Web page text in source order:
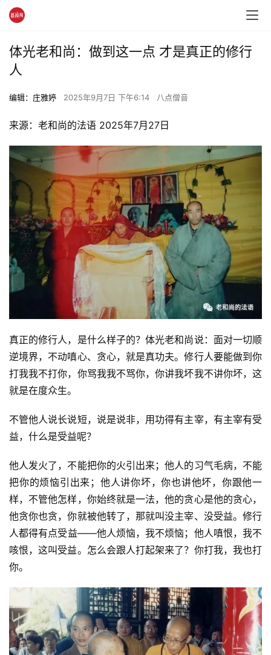
体光老和尚：做到这一点 才是真正的修行
人
编辑：庄雅婷 2025年9月7日 下午6:14 八点僧音
来源：老和尚的法语 2025年7月27日
真正的修行人，是什么样子的？体光老和尚说：面对一切顺
逆境界，不动嗔心、贪心，就是真功夫。修行人要能做到你
打我我不打你，你骂我我不骂你，你讲我坏我不讲你坏，这
就是在度众生。
不管他人说长说短，说是说非，用功得有主宰，有主宰有受
益，什么是受益呢？
他人发火了，不能把你的火引出来；他人的习气毛病，不能
把你的烦恼引出来；他人讲你坏，你也讲他坏，你跟他一
样，不管他怎样，你始终就是一法，他的贪心是他的贪心，
他贪你也贪，你就被他转了，那就叫没主宰、没受益。修行
人都得有点受益——他人烦恼，我不烦恼；他人嗔恨，我不
咳恨，这叫受益。怎么会跟人打起架来了？你打我，我也打
你。